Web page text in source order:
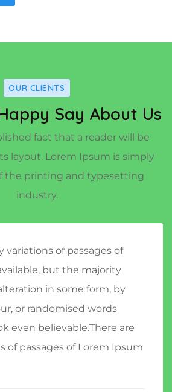
OUR CLIENTS
Say About Us
fact that a reader will be
layout. Lorem Ipsum is simply
the printing and typesetting
industry.
variations of passages of
but the majority
in some form, by
or randomised words
even believable.There are
of passages of Lorem Ipsum